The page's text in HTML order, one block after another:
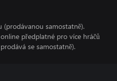
samostatně).
předplatné pro více hráčů
se samostatně).